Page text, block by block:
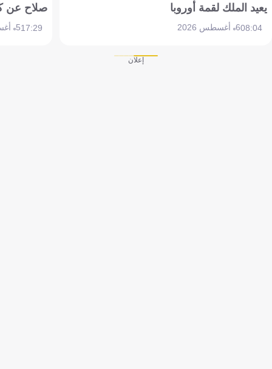
يعيد الملك لقمة أوروبا
08:046 أغسطس 2026
صلاح عن
17:295 أغسطس 2026
إعلان